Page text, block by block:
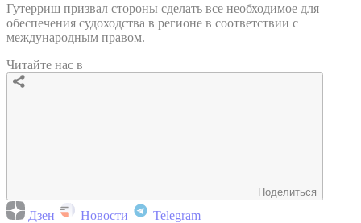
Гутерриш призвал стороны сделать все необходимое для
обеспечения судоходства в регионе в соответствии с
международным правом.
Читайте нас в
Поделиться
Дзен Новости Telegram